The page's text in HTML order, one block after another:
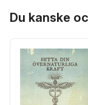
Du kanske